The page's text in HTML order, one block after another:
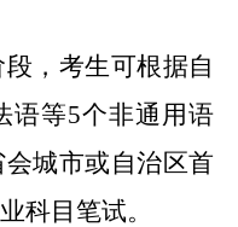
，考生可根据自
语等5个非通用语
城市或自治区首
科目笔试。